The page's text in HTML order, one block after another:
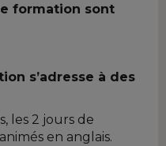
formation sont
s’adresse à des
les 2 jours de
en anglais.